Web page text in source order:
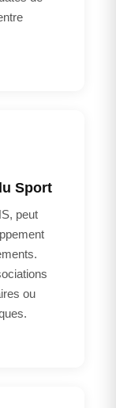
Sport
peut
ou